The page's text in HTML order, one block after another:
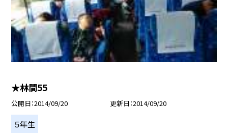
★林間55
公開日 2014/09/20 更新日 2014/09/20
５年生